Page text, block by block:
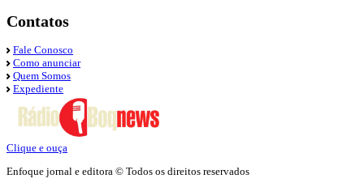
Contatos
Fale Conosco
Como anunciar
Quem Somos
Expediente
Clique e ouça
Enfoque jornal e editora © Todos os direitos reservados